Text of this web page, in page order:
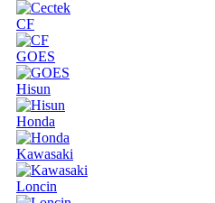
CF
GOES
Hisun
Honda
Kawasaki
Loncin